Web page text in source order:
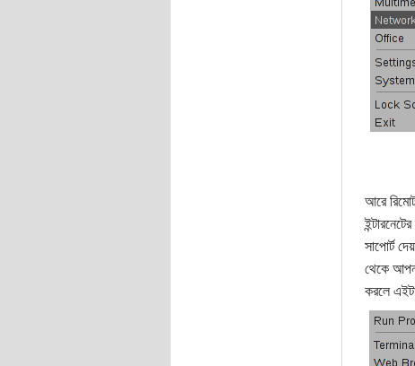
আরে
সাপোর্ট
থেকে
করলে